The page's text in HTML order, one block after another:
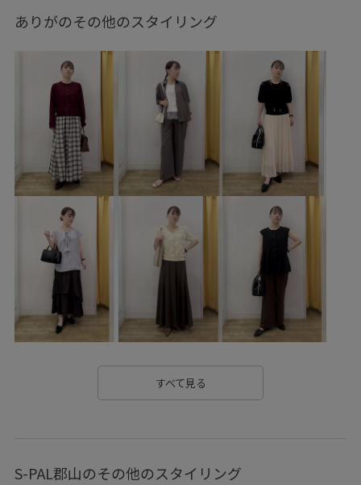
ボストンバッグ シューズ バレエシューズ
1枚でもオシャレ 26mother'sday 26SSRPgoods
2BUY10%OFF対象商品 2WAYで使える
ROPÉPICNIC_TIMESALE RP26SS RP26SS_goods
RP26SS_サマーニット RP26SS_着映えるサマーニット
お出かけ用 きれいめ さらりとした
しっかりカバー オンにもオフにも オーバーサイズ
カジュアル サテン サンダル シャツ
シャリ感 ショルダーバッグ シワ加工 ジャケット
ジーンズ スカート スクエアトゥ スクエアネック
ストラップ セットアップ
デニムに合わせる トラッド トレンド感
ベイカーパンツ ベーシック ボイル
ありがのその他のスタイリング
すべて見る
S-PAL郡山のその他のスタイリング